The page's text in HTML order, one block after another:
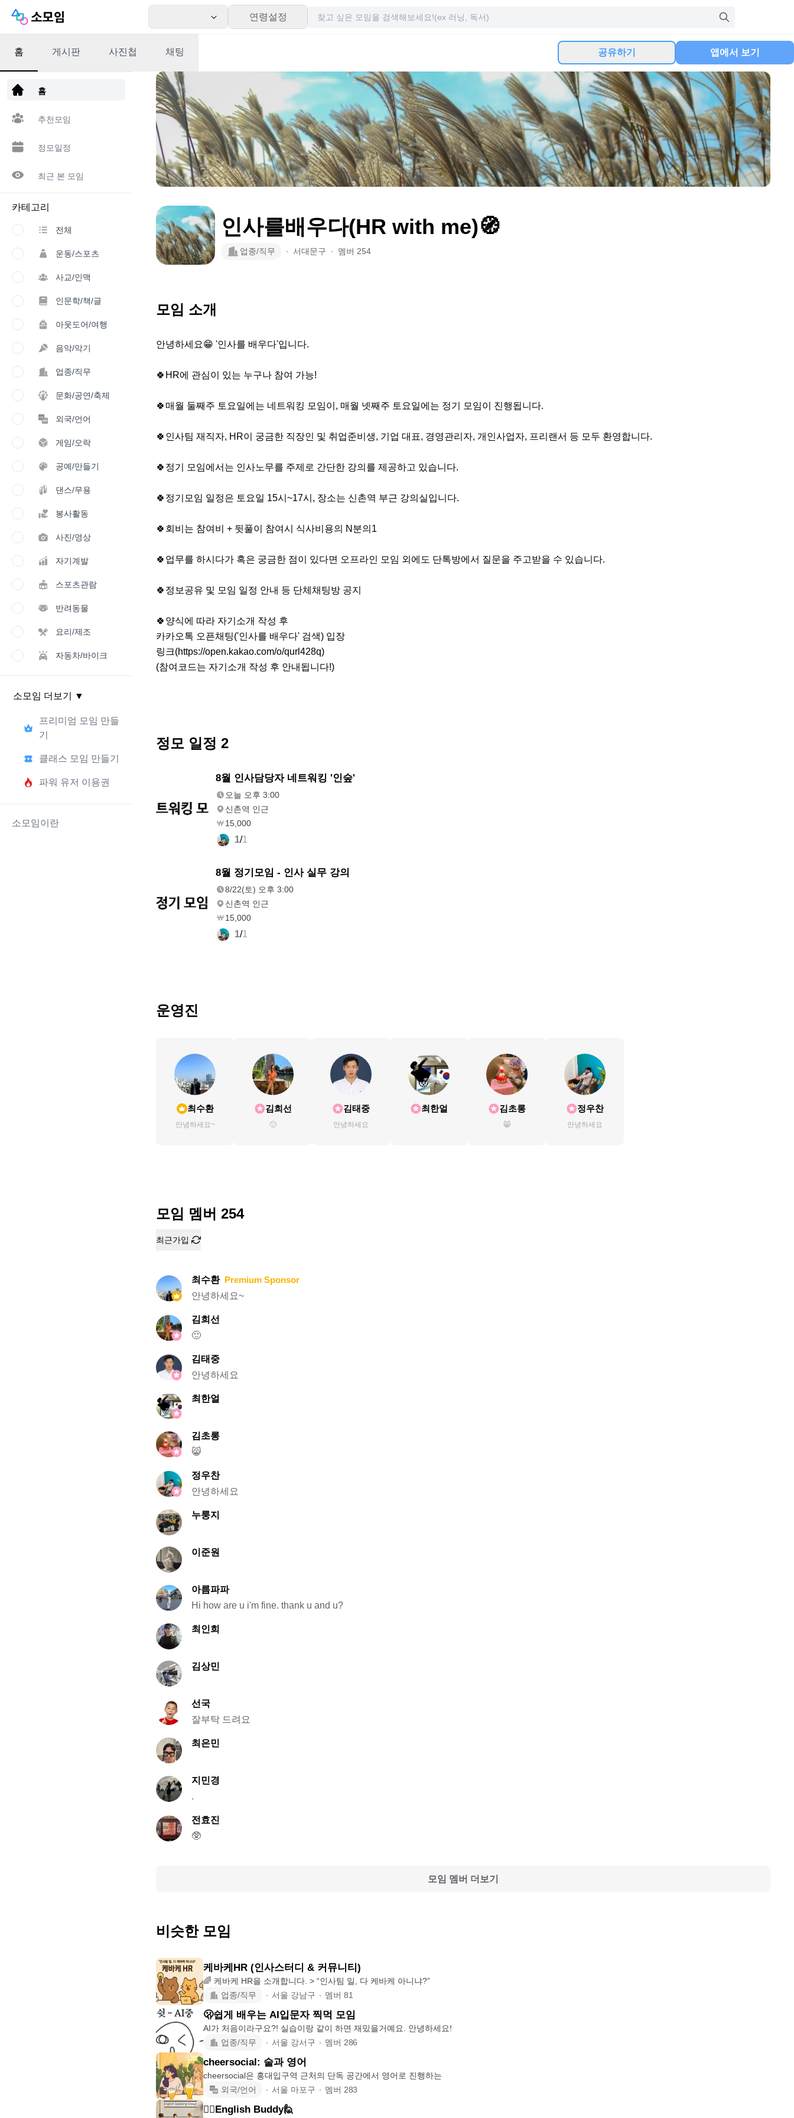
연령설정
앱 다운로드
홈
추천모임
정모일정
최근 본 모임
카테고리
전체
운동/스포츠
사교/인맥
인문학/책/글
아웃도어/여행
음악/악기
업종/직무
문화/공연/축제
외국/언어
게임/오락
공예/만들기
댄스/무용
봉사활동
사진/영상
자기계발
스포츠관람
반려동물
요리/제조
자동차/바이크
소모임 더보기 ▼
프리미엄 모임 만들
기
클래스 모임 만들기
파워 유저 이용권
소모임이란
홈 게시판 사진첩 채팅 공유하기 앱에서 보기
인사를배우다(HR with me)🧭
업종/직무 ∙ 서대문구 ∙ 멤버 254
모임 소개
안녕하세요😁 '인사를 배우다'입니다.
🍀HR에 관심이 있는 누구나 참여 가능!
🍀매월 둘째주 토요일에는 네트워킹 모임이, 매월 넷째주 토요일에는 정기 모임이 진행됩니다.
🍀인사팀 재직자, HR이 궁금한 직장인 및 취업준비생, 기업 대표, 경영관리자, 개인사업자, 프리랜서 등 모두 환영합니다.
🍀정기 모임에서는 인사노무를 주제로 간단한 강의를 제공하고 있습니다.
🍀정기모임 일정은 토요일 15시~17시, 장소는 신촌역 부근 강의실입니다.
🍀회비는 참여비 + 뒷풀이 참여시 식사비용의 N분의1
🍀업무를 하시다가 혹은 궁금한 점이 있다면 오프라인 모임 외에도 단톡방에서 질문을 주고받을 수 있습니다.
🍀정보공유 및 모임 일정 안내 등 단체채팅방 공지
🍀양식에 따라 자기소개 작성 후
카카오톡 오픈채팅('인사를 배우다' 검색) 입장
링크(https://open.kakao.com/o/qurl428q)
(참여코드는 자기소개 작성 후 안내됩니다!)
정모 일정 2
8월 인사담당자 네트워킹 '인숲'
오늘 오후 3:00
신촌역 인근
15,000
1/1
8월 정기모임 - 인사 실무 강의
8/22(토) 오후 3:00
신촌역 인근
15,000
1/1
운영진
최수환
안녕하세요~
김희선
🙂
김태중
안녕하세요
최한얼 김초롱
😸
정우찬
안녕하세요
모임 멤버 254
최근가입
최수환 Premium Sponsor
안녕하세요~
김희선
🙂
김태중
안녕하세요
최한얼
김초롱
😸
정우찬
안녕하세요
누룽지
이준원
아름파파
Hi how are u i'm fine. thank u and u?
최인희
김상민
선국
잘부탁 드려요
최은민
지민경
.
전효진
🥸
모임 멤버 더보기
비슷한 모임
케바케HR (인사스터디 & 커뮤니티)
🌈 케바케 HR을 소개합니다. > “인사팀 일, 다 케바케 아니냐?”
업종/직무
∙ 서울 강남구 ∙ 멤버 81
🫢쉽게 배우는 AI입문자 찍먹 모임
AI가 처음이라구요?! 실습이랑 같이 하면 재밌을거예요. 안녕하세요!
업종/직무
∙ 서울 강서구 ∙ 멤버 286
cheersocial: 술과 영어
cheersocial은 홍대입구역 근처의 단독 공간에서 영어로 진행하는
외국/언어
∙ 서울 마포구 ∙ 멤버 283
🙋‍♂️English Buddy🙋